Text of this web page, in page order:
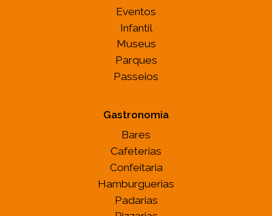
Eventos
Infantil
Museus
Parques
Passeios
Gastronomia
Bares
Cafeterias
Confeitaria
Hamburguerias
Padarias